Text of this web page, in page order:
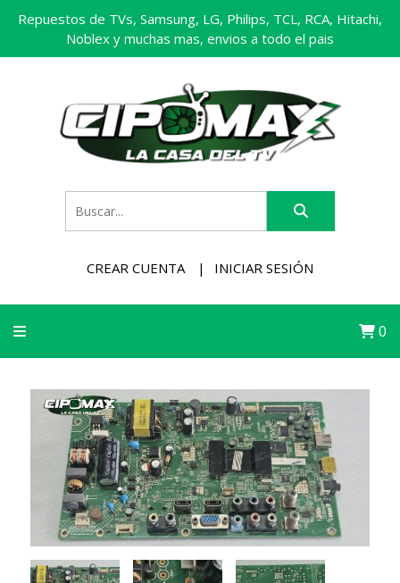
Repuestos de TVs, Samsung, LG, Philips, TCL, RCA, Hitachi,
Noblex y muchas mas, envios a todo el pais
CREAR CUENTA INICIAR SESIÓN
0